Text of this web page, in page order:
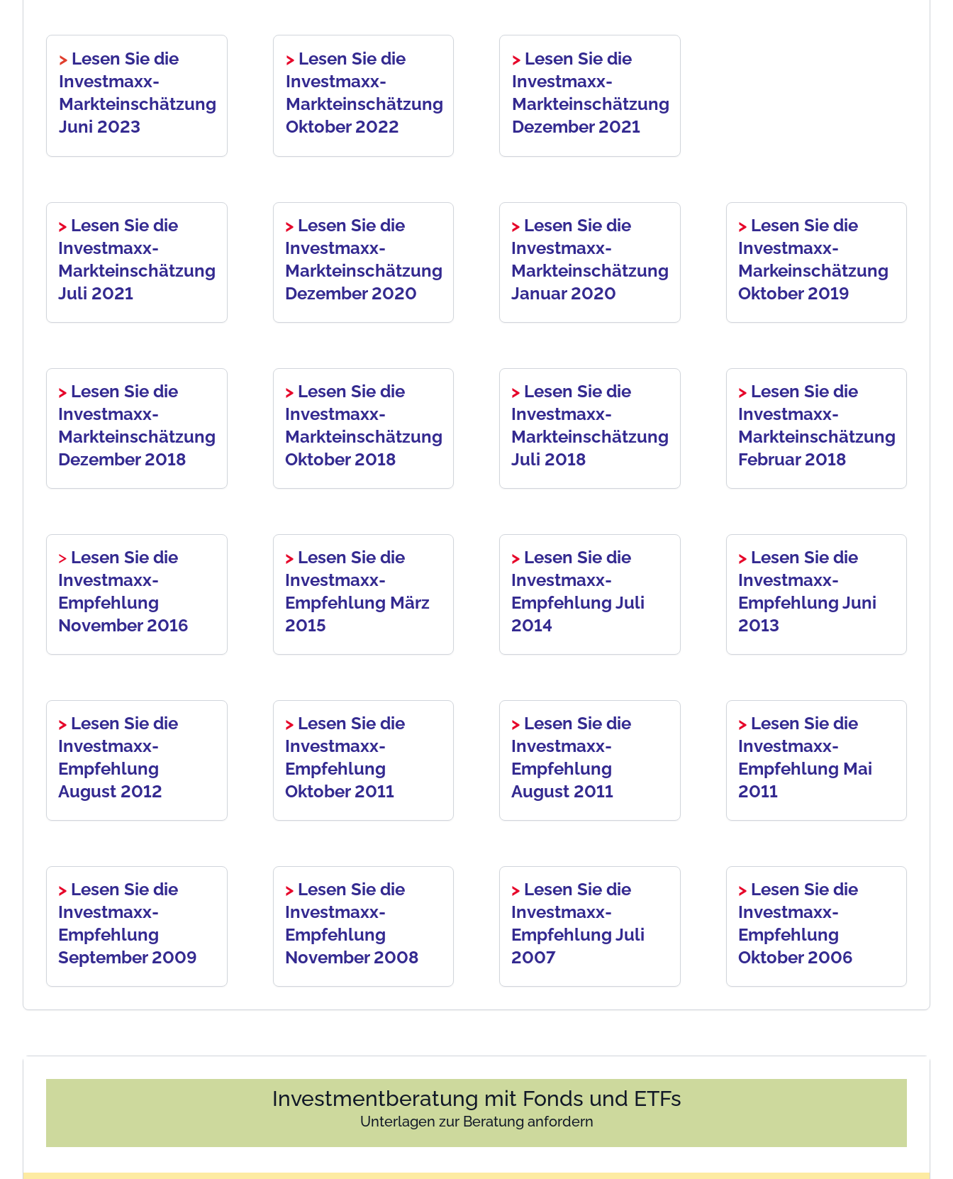
> Lesen Sie die
Investmaxx-
Markteinschätzung
Juni 2023
>Lesen Sie die
Investmaxx-
Markteinschätzung
Oktober 2022
> Lesen Sie die
Investmaxx-
Markteinschätzung
Dezember 2021
> Lesen Sie die
Investmaxx-
Markteinschätzung
Juli 2021
>Lesen Sie die
Investmaxx-
Markteinschätzung
Dezember 2020
> Lesen Sie die
Investmaxx-
Markteinschätzung
Januar 2020
>Lesen Sie die
Investmaxx-
Markeinschätzung
Oktober 2019
> Lesen Sie die
Investmaxx-
Markteinschätzung
Dezember 2018
>Lesen Sie die
Investmaxx-
Markteinschätzung
Oktober 2018
> Lesen Sie die
Investmaxx-
Markteinschätzung
Juli 2018
>Lesen Sie die
Investmaxx-
Markteinschätzung
Februar 2018
> Lesen Sie die
Investmaxx-
Empfehlung
November 2016
>Lesen Sie die
Investmaxx-
Empfehlung März
2015
> Lesen Sie die
Investmaxx-
Empfehlung Juli
2014
>Lesen Sie die
Investmaxx-
Empfehlung Juni
2013
> Lesen Sie die
Investmaxx-
Empfehlung
August 2012
>Lesen Sie die
Investmaxx-
Empfehlung
Oktober 2011
> Lesen Sie die
Investmaxx-
Empfehlung
August 2011
>Lesen Sie die
Investmaxx-
Empfehlung Mai
2011
> Lesen Sie die
Investmaxx-
Empfehlung
September 2009
>Lesen Sie die
Investmaxx-
Empfehlung
November 2008
> Lesen Sie die
Investmaxx-
Empfehlung Juli
2007
>Lesen Sie die
Investmaxx-
Empfehlung
Oktober 2006
Investmentberatung mit Fonds und ETFs
Unterlagen zur Beratung anfordern